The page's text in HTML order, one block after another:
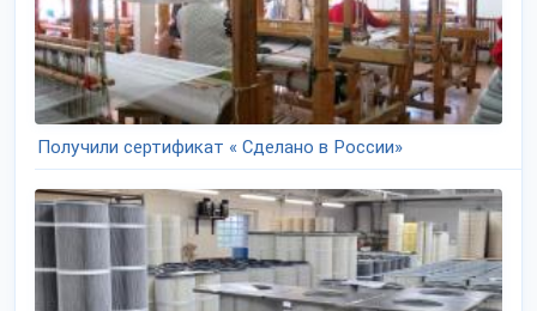
Получили сертификат « Сделано в России»